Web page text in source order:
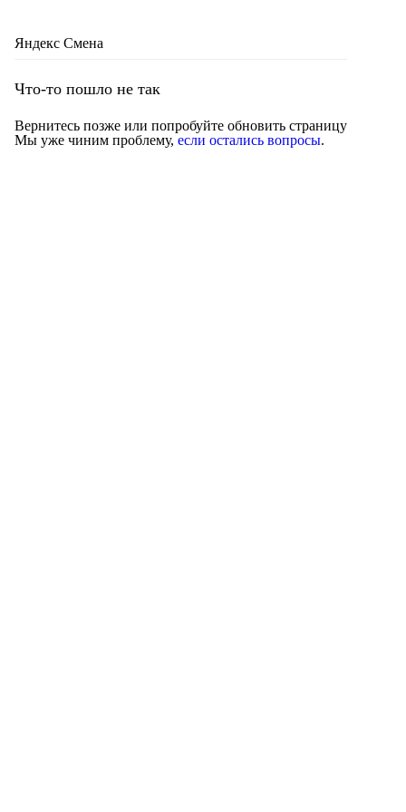
Яндекс Смена
Что-то пошло не так
Вернитесь позже или попробуйте обновить страницу
Мы уже чиним проблему, если остались вопросы.